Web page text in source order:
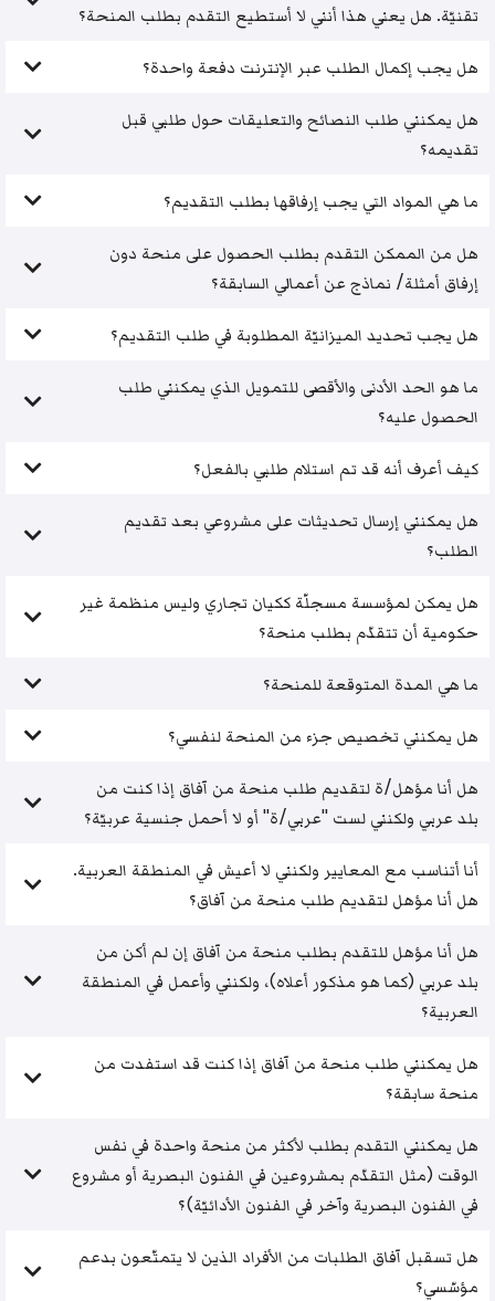
تقنيّة. هل يعني هذا أنني لا أستطيع التقدم بطلب المنحة؟
هل يجب إكمال الطلب عبر الإنترنت دفعة واحدة؟
هل يمكنني طلب النصائح والتعليقات حول طلبي قبل
تقديمه؟
ما هي المواد التي يجب إرفاقها بطلب التقديم؟
هل من الممكن التقدم بطلب الحصول على منحة دون
إرفاق أمثلة/ نماذج عن أعمالي السابقة؟
هل يجب تحديد الميزانيّة المطلوبة في طلب التقديم؟
ما هو الحد الأدنى والأقصى للتمويل الذي يمكنني طلب
الحصول عليه؟
كيف أعرف أنه قد تم استلام طلبي بالفعل؟
هل يمكنني إرسال تحديثات على مشروعي بعد تقديم
الطلب؟
هل يمكن لمؤسسة مسجلّة ككيان تجاري وليس منظمة غير
حكومية أن تتقدّم بطلب منحة؟
ما هي المدة المتوقعة للمنحة؟
هل يمكنني تخصيص جزء من المنحة لنفسي؟
هل أنا مؤهل/ة لتقديم طلب منحة من آفاق إذا كنت من
بلد عربي ولكنني لست "عربي/ة" أو لا أحمل جنسية عربيّة؟
أنا أتناسب مع المعايير ولكنني لا أعيش في المنطقة العربية.
هل أنا مؤهل لتقديم طلب منحة من آفاق؟
هل أنا مؤهل للتقدم بطلب منحة من آفاق إن لم أكن من
بلد عربي (كما هو مذكور أعلاه)، ولكنني وأعمل في المنطقة
العربية؟
هل يمكنني طلب منحة من آفاق إذا كنت قد استفدت من
منحة سابقة؟
هل يمكنني التقدم بطلب لأكثر من منحة واحدة في نفس
الوقت (مثل التقدّم بمشروعين في الفنون البصرية أو مشروع
في الفنون البصرية وآخر في الفنون الأدائيّة)؟
هل تسقبل آفاق الطلبات من الأفراد الذين لا يتمتّعون بدعم
مؤسّسي؟